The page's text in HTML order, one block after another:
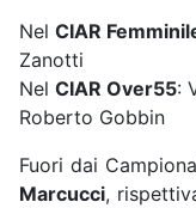
Nel CIAR
Zanotti
Nel CIAR Over55:
Roberto Gobbin
Fuori dai
Marcucci,